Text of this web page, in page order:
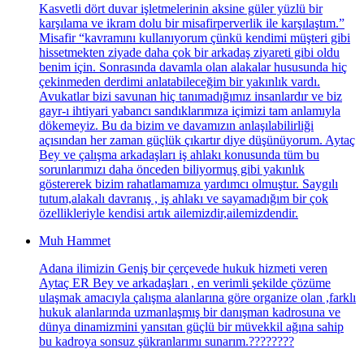
Kasvetli dört duvar işletmelerinin aksine güler yüzlü bir
karşılama ve ikram dolu bir misafirperverlik ile karşılaştım.”
Misafir “kavramını kullanıyorum çünkü kendimi müşteri gibi
hissetmekten ziyade daha çok bir arkadaş ziyareti gibi oldu
benim için. Sonrasında davamla olan alakalar hususunda hiç
çekinmeden derdimi anlatabileceğim bir yakınlık vardı.
Avukatlar bizi savunan hiç tanımadığımız insanlardır ve biz
gayr-ı ihtiyari yabancı sandıklarımıza içimizi tam anlamıyla
dökemeyiz. Bu da bizim ve davamızın anlaşılabilirliği
açısından her zaman güçlük çıkartır diye düşünüyorum. Aytaç
Bey ve çalışma arkadaşları iş ahlakı konusunda tüm bu
sorunlarımızı daha önceden biliyormuş gibi yakınlık
göstererek bizim rahatlamamıza yardımcı olmuştur. Saygılı
tutum,alakalı davranış , iş ahlakı ve sayamadığım bir çok
özellikleriyle kendisi artık ailemizdir,ailemizdendir.
Muh Hammet
Adana ilimizin Geniş bir çerçevede hukuk hizmeti veren
Aytaç ER Bey ve arkadaşları , en verimli şekilde çözüme
ulaşmak amacıyla çalışma alanlarına göre organize olan ,farklı
hukuk alanlarında uzmanlaşmış bir danışman kadrosuna ve
dünya dinamizmini yansıtan güçlü bir müvekkil ağına sahip
bu kadroya sonsuz şükranlarımı sunarım.????????